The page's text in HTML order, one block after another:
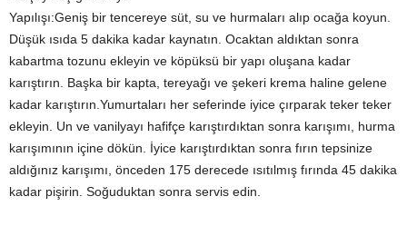
Yapılışı:Geniş bir tencereye süt, su ve hurmaları alıp ocağa koyun.
Düşük ısıda 5 dakika kadar kaynatın. Ocaktan aldıktan sonra
kabartma tozunu ekleyin ve köpüksü bir yapı oluşana kadar
karıştırın. Başka bir kapta, tereyağı ve şekeri krema haline gelene
kadar karıştırın.Yumurtaları her seferinde iyice çırparak teker teker
ekleyin. Un ve vanilyayı hafifçe karıştırdıktan sonra karışımı, hurma
karışımının içine dökün. İyice karıştırdıktan sonra fırın tepsinize
aldığınız karışımı, önceden 175 derecede ısıtılmış fırında 45 dakika
kadar pişirin. Soğuduktan sonra servis edin.